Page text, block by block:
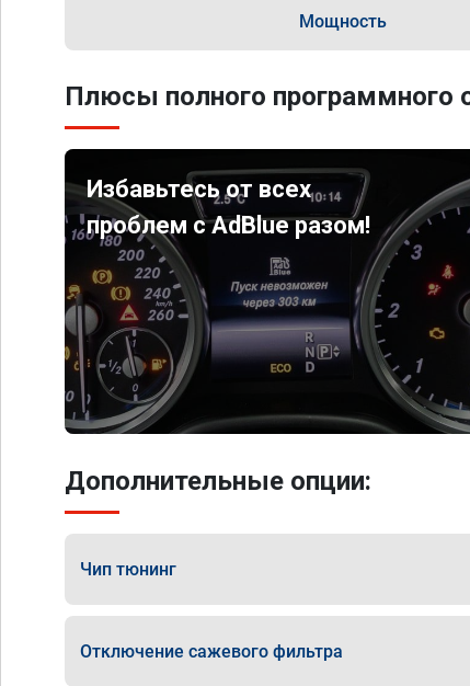
Мощность
Плюсы полного программного
Избавьтесь от всех
проблем с AdBlue разом!
Дополнительные опции:
Чип тюнинг
Отключение сажевого фильтра